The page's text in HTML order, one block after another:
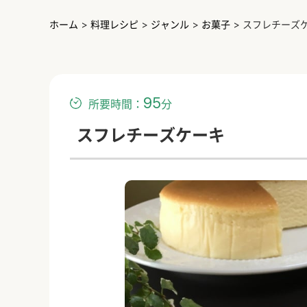
ホーム > 料理レシピ > ジャンル > お菓子 > スフレチーズ
所要時間： 95分
スフレチーズケーキ